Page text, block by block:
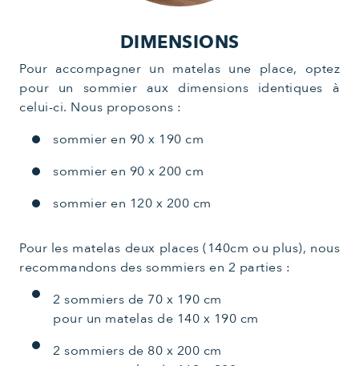
DIMENSIONS
Pour accompagner un matelas une place, optez
pour un sommier aux dimensions identiques à
celui-ci. Nous proposons :
sommier en 90 x 190 cm
sommier en 90 x 200 cm
sommier en 120 x 200 cm
Pour les matelas deux places (140cm ou plus), nous
recommandons des sommiers en 2 parties :
2 sommiers de 70 x 190 cm
pour un matelas de 140 x 190 cm
2 sommiers de 80 x 200 cm